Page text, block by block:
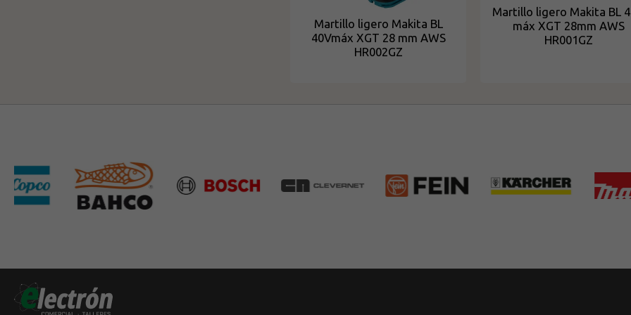
Martillo ligero Makita BL
40Vmáx XGT 28 mm AWS
HR002GZ
Martillo ligero Makita BL
máx XGT 28mm AWS
HR001GZ